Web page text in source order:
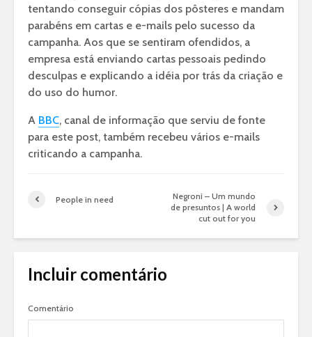
tentando conseguir cópias dos pôsteres e mandam
parabéns em cartas e e-mails pelo sucesso da
campanha. Aos que se sentiram ofendidos, a
empresa está enviando cartas pessoais pedindo
desculpas e explicando a idéia por trás da criação e
do uso do humor.
A BBC, canal de informação que serviu de fonte
para este post, também recebeu vários e-mails
criticando a campanha.
People in need
Negroni – Um mundo
de presuntos | A world
cut out for you
Incluir comentário
Comentário